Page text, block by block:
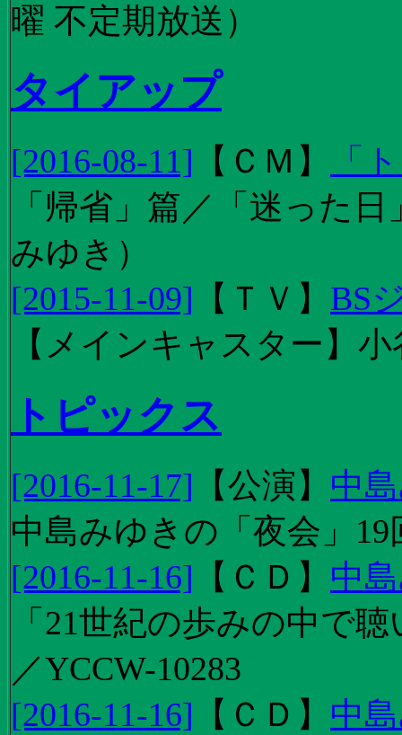
曜 不定期放送）
タイアップ
[2016-08-11] 【 ＣＭ 】
「
「帰省」篇／「迷った
みゆき）
[2015-11-09] 【 ＴＶ 】 BS
【メインキャスター】
トピックス
[2016-11-17] 【公演 】 中
中島みゆきの「夜会」
[2016-11-16] 【 ＣＤ 】 中
「21世紀の歩みの中で
／YCCW-10283
[2016-11-16] 【 ＣＤ 】 中